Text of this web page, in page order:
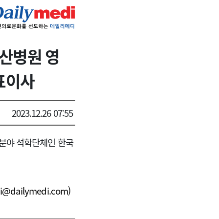
병원 영
이사
2023.12.26 07:55
야 석학단체인 한국
)